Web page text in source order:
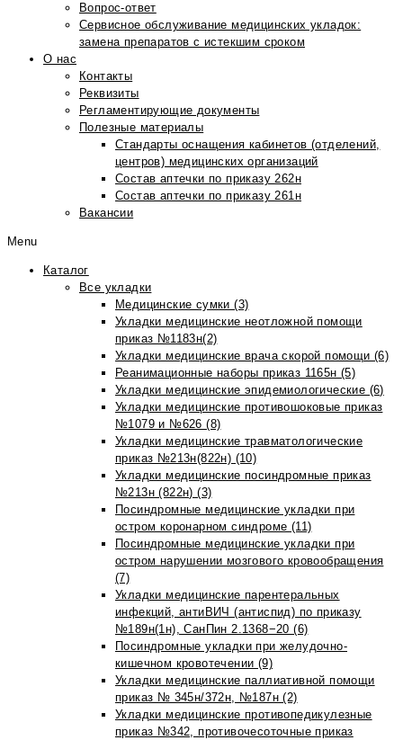
Вопрос-ответ
Сервисное обслуживание медицинских укладок:
замена препаратов с истекшим сроком
О нас
Контакты
Реквизиты
Регламентирующие документы
Полезные материалы
Стандарты оснащения кабинетов (отделений,
центров) медицинских организаций
Состав аптечки по приказу 262н
Состав аптечки по приказу 261н
Вакансии
Menu
Каталог
Все укладки
Медицинские сумки (3)
Укладки медицинские неотложной помощи
приказ №1183н(2)
Укладки медицинские врача скорой помощи (6)
Реанимационные наборы приказ 1165н (5)
Укладки медицинские эпидемиологические (6)
Укладки медицинские противошоковые приказ
№1079 и №626 (8)
Укладки медицинские травматологические
приказ №213н(822н) (10)
Укладки медицинские посиндромные приказ
№213н (822н) (3)
Посиндромные медицинские укладки при
остром коронарном синдроме (11)
Посиндромные медицинские укладки при
остром нарушении мозгового кровообращения
(7)
Укладки медицинские парентеральных
инфекций, антиВИЧ (антиспид) по приказу
№189н(1н), СанПин 2.1368−20 (6)
Посиндромные укладки при желудочно-
кишечном кровотечении (9)
Укладки медицинские паллиативной помощи
приказ № 345н/372н, №187н (2)
Укладки медицинские противопедикулезные
приказ №342, противочесоточные приказ